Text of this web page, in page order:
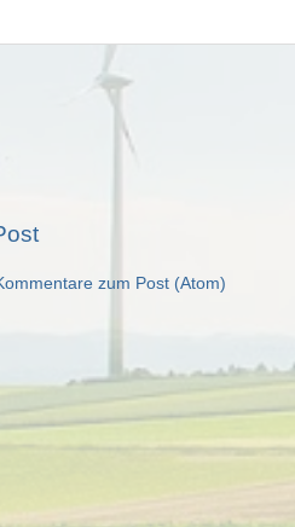
zum Post (Atom)